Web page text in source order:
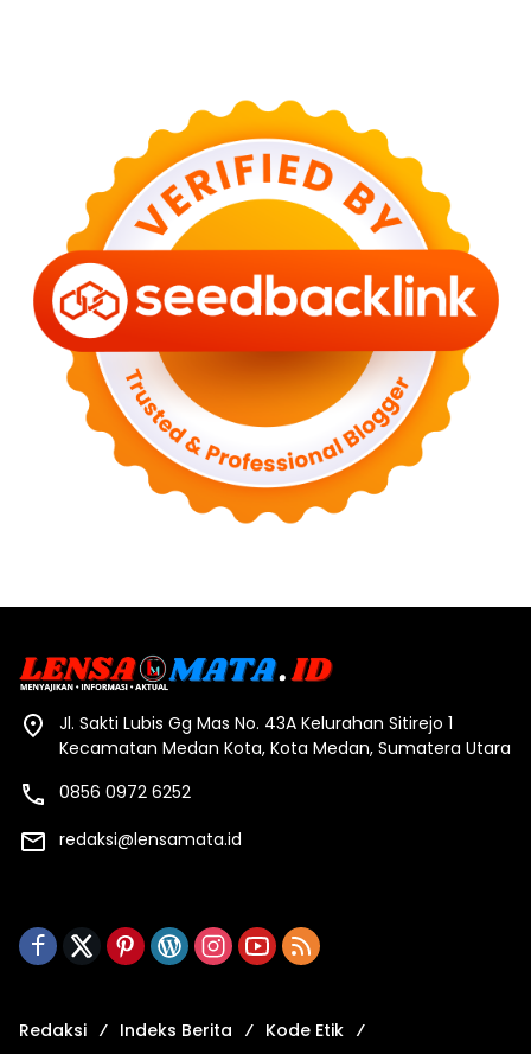
Jl. Sakti Lubis Gg Mas No. 43A Kelurahan Sitirejo 1
Kecamatan Medan Kota, Kota Medan, Sumatera Utara
0856 0972 6252
redaksi@lensamata.id
Redaksi Indeks Berita
Kode Etik